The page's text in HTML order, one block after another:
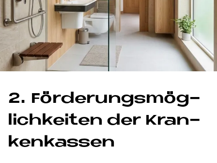
2. För­de­rungs­mög­
lich­kei­ten der Kran­
ken­kas­sen